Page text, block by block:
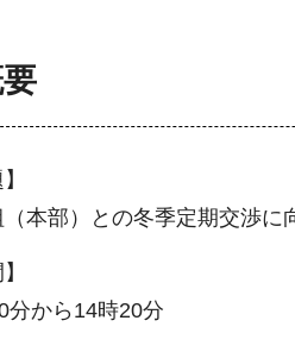
（本部）との冬季定期交渉に
分から14時20分